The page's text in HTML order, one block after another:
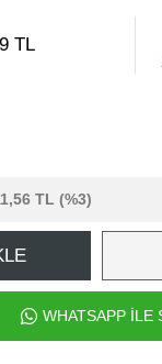
TL
TL (%3)
WHATSAPP İLE